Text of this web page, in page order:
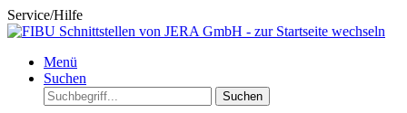
Service/Hilfe
Menü
Suchen
Suchen